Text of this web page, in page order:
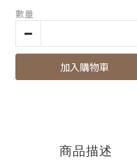
數量
加入購物車
商品描述